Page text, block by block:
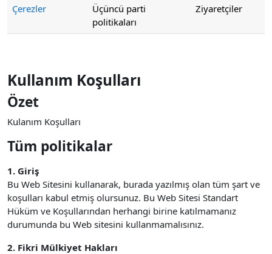
Çerezler
Üçüncü parti
politikaları
Ziyaretçiler
Kullanım Koşulları
Özet
Kulanım Koşulları
Tüm politikalar
1. Giriş
Bu Web Sitesini kullanarak, burada yazılmış olan tüm şart ve
koşulları kabul etmiş olursunuz. Bu Web Sitesi Standart
Hüküm ve Koşullarından herhangi birine katılmamanız
durumunda bu Web sitesini kullanmamalısınız.
2. Fikri Mülkiyet Hakları